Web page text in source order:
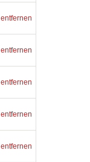
entfernen
entfernen
entfernen
entfernen
entfernen